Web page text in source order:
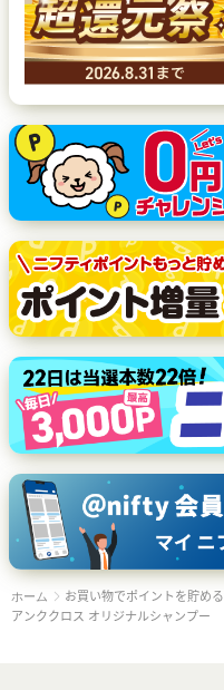
ホーム お買い物でポイントを貯める
アンククロス オリジナルシャンプー